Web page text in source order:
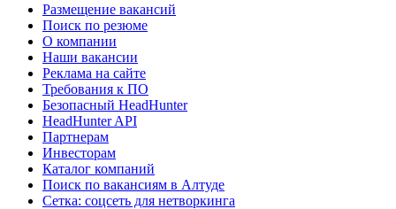
Размещение вакансий
Поиск по резюме
О компании
Наши вакансии
Реклама на сайте
Требования к ПО
Безопасный HeadHunter
HeadHunter API
Партнерам
Инвесторам
Каталог компаний
Поиск по вакансиям в Алтуде
Сетка: соцсеть для нетворкинга